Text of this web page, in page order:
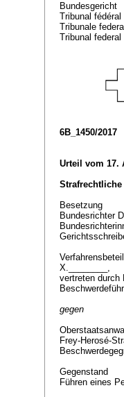
Bundesgericht
Tribunal fédéral
Tribunale
Tribunal federal
6B_1450/2017
Urteil vom 17.
Besetzung
Bundesrichter
X.________,
vertreten durch
gegen
Frey-Herosé-
Gegenstand
Führen eines